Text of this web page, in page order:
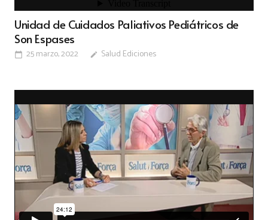
Unidad de Cuidados Paliativos Pediátricos de
Son Espases
calendar_today 25 marzo, 2022 edit Salud Ediciones